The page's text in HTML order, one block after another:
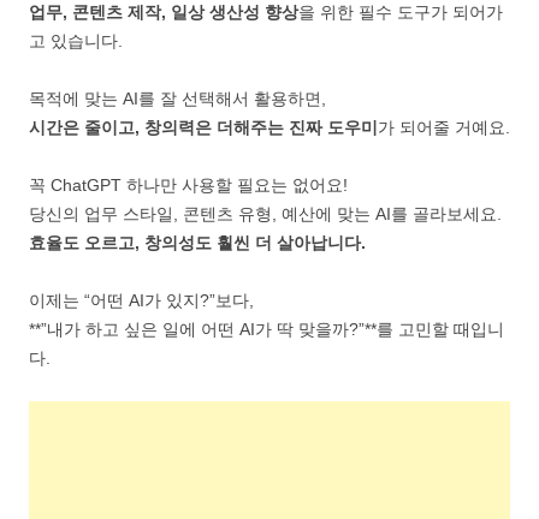
업무, 콘텐츠 제작, 일상 생산성 향상을 위한 필수 도구가 되어가
고 있습니다.
목적에 맞는 AI를 잘 선택해서 활용하면,
시간은 줄이고, 창의력은 더해주는 진짜 도우미가 되어줄 거예요.
꼭 ChatGPT 하나만 사용할 필요는 없어요!
당신의 업무 스타일, 콘텐츠 유형, 예산에 맞는 AI를 골라보세요.
효율도 오르고, 창의성도 훨씬 더 살아납니다.
이제는 “어떤 AI가 있지?”보다,
**”내가 하고 싶은 일에 어떤 AI가 딱 맞을까?”**를 고민할 때입니
다.